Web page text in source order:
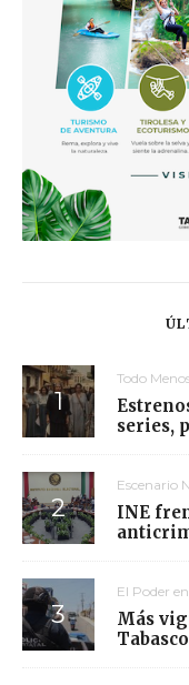
Todo
series,
Escenario
INE
El Poder
Más